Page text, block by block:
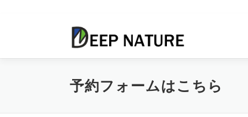
ン
予約フォームはこちら